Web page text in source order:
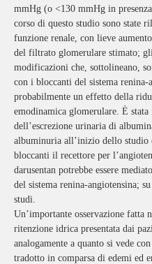
mmHg (o <130 mmHg in
corso di questo studio sono state
funzione renale, con lieve
del filtrato glomerulare stimato;
modificazioni che, sottolineano,
con i bloccanti del sistema
probabilmente un effetto della
emodinamica glomerulare. È
dell’escrezione urinaria di
albuminuria all’inizio dello
bloccanti il recettore per
darusentan potrebbe essere
del sistema renina-angiotensina;
studi.
Un’importante osservazione fatta
ritenzione idrica presentata dai
analogamente a quanto si vede
tradotto in comparsa di edemi ed